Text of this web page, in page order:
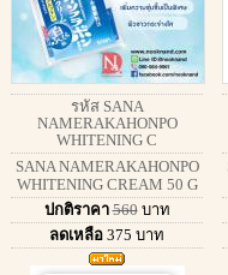
รหัส SANA
NAMERAKAHONPO
WHITENING C
SANA NAMERAKAHONPO
WHITENING CREAM 50 G
ปกติราคา 560บาท
ลดเหลือ 375 บาท